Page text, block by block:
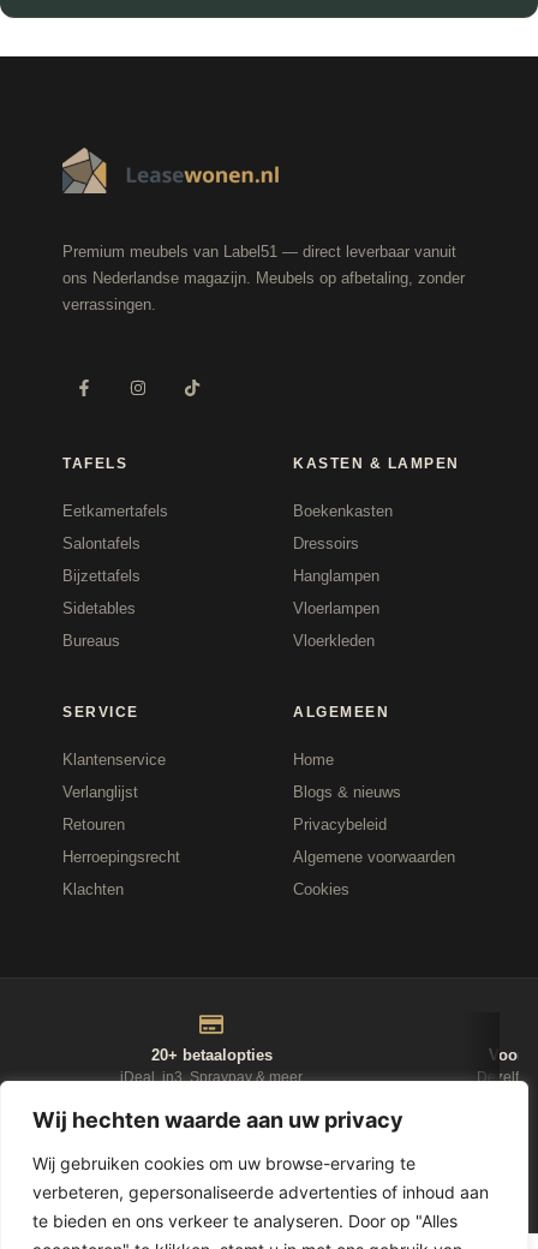
Wij hechten waarde aan uw privacy
Wij gebruiken cookies om uw browse-ervaring te
verbeteren, gepersonaliseerde advertenties of inhoud aan
te bieden en ons verkeer te analyseren. Door op "Alles
Premium meubels van Label51 — direct leverbaar vanuit
ons Nederlandse magazijn. Meubels op afbetaling, zonder
verrassingen.
TAFELS
Eetkamertafels
Salontafels
Bijzettafels
Sidetables
Bureaus
KASTEN & LAMPEN
Boekenkasten
Dressoirs
Hanglampen
Vloerlampen
Vloerkleden
SERVICE
Klantenservice
Verlanglijst
Retouren
Herroepingsrecht
Klachten
ALGEMEEN
Home
Blogs & nieuws
Privacybeleid
Algemene voorwaarden
Cookies
20+ betaalopties
iDeal, in3, Spraypay & meer
Voor
NIEUWSBRIEF